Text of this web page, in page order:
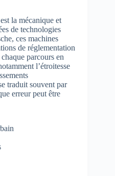
la mécanique et
de technologies
ces machines
de réglementation
parcours en
l’étroitesse
traduit souvent par
erreur peut être